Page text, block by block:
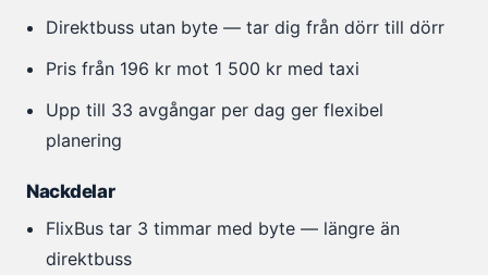
Direktbuss utan byte — tar dig från dörr till dörr
Pris från 196 kr mot 1 500 kr med taxi
Upp till 33 avgångar per dag ger flexibel
planering
Nackdelar
FlixBus tar 3 timmar med byte — längre än
direktbuss